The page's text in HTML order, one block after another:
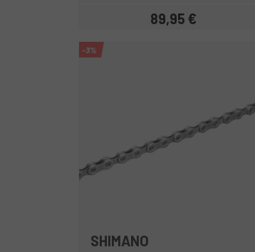
Prix
89,95 €
-3%
SHIMANO